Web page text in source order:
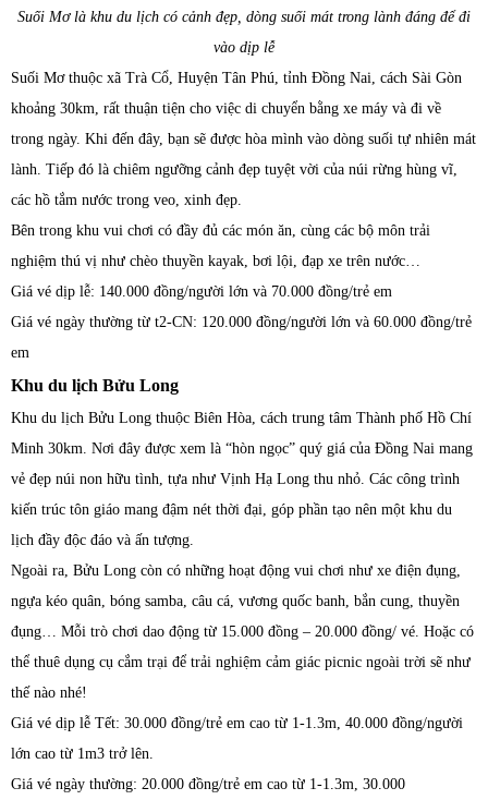
Suối Mơ là khu du lịch có cảnh đẹp, dòng suối mát trong lành đáng để đi
vào dịp lễ
Suối Mơ thuộc xã Trà Cổ, Huyện Tân Phú, tỉnh Đồng Nai, cách Sài Gòn
khoảng 30km, rất thuận tiện cho việc di chuyển bằng xe máy và đi về
trong ngày. Khi đến đây, bạn sẽ được hòa mình vào dòng suối tự nhiên mát
lành. Tiếp đó là chiêm ngưỡng cảnh đẹp tuyệt vời của núi rừng hùng vĩ,
các hồ tắm nước trong veo, xinh đẹp.
Bên trong khu vui chơi có đầy đủ các món ăn, cùng các bộ môn trải
nghiệm thú vị như chèo thuyền kayak, bơi lội, đạp xe trên nước…
Giá vé dịp lễ: 140.000 đồng/người lớn và 70.000 đồng/trẻ em
Giá vé ngày thường từ t2-CN: 120.000 đồng/người lớn và 60.000 đồng/trẻ
em
Khu du lịch Bửu Long
Khu du lịch Bửu Long thuộc Biên Hòa, cách trung tâm Thành phố Hồ Chí
Minh 30km. Nơi đây được xem là “hòn ngọc” quý giá của Đồng Nai mang
vẻ đẹp núi non hữu tình, tựa như Vịnh Hạ Long thu nhỏ. Các công trình
kiến trúc tôn giáo mang đậm nét thời đại, góp phần tạo nên một khu du
lịch đầy độc đáo và ấn tượng.
Ngoài ra, Bửu Long còn có những hoạt động vui chơi như xe điện đụng,
ngựa kéo quân, bóng samba, câu cá, vương quốc banh, bắn cung, thuyền
đụng… Mỗi trò chơi dao động từ 15.000 đồng – 20.000 đồng/ vé. Hoặc có
thể thuê dụng cụ cắm trại để trải nghiệm cảm giác picnic ngoài trời sẽ như
thế nào nhé!
Giá vé dịp lễ Tết: 30.000 đồng/trẻ em cao từ 1-1.3m, 40.000 đồng/người
lớn cao từ 1m3 trở lên.
Giá vé ngày thường: 20.000 đồng/trẻ em cao từ 1-1.3m, 30.000